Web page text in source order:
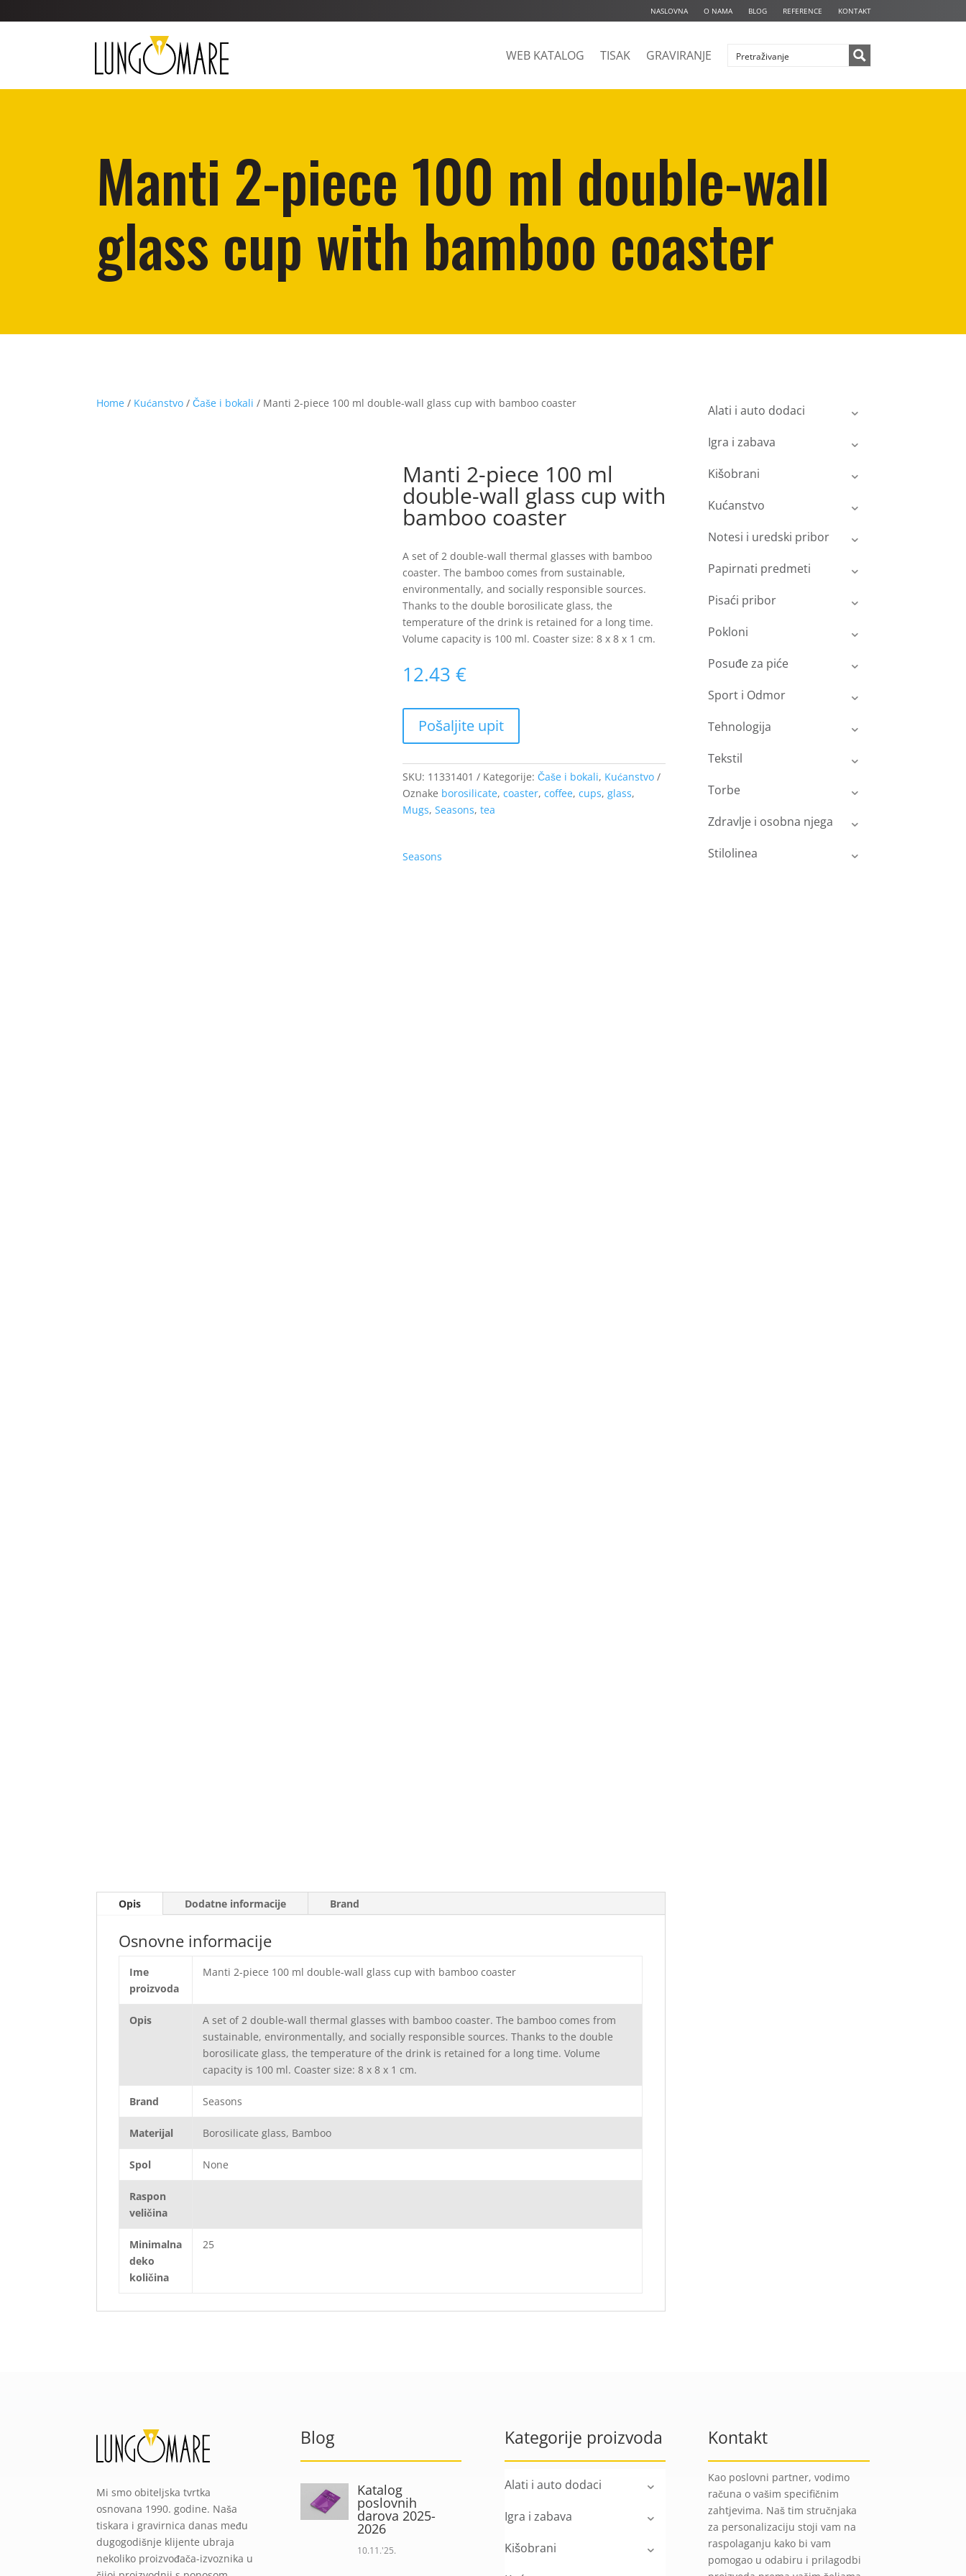
NASLOVNA O NAMA BLOG REFERENCE KONTAKT
WEB KATALOG TISAK GRAVIRANJE
Manti 2-piece 100 ml double-wall
glass cup with bamboo coaster
Home / Kućanstvo /Čaše i bokali / Manti 2-piece 100 ml double-wall glass cup with bamboo coaster
Manti 2-piece 100 ml
double-wall glass cup with
bamboo coaster
A set of 2 double-wall thermal glasses with bamboo
coaster. The bamboo comes from sustainable,
environmentally, and socially responsible sources.
Thanks to the double borosilicate glass, the
temperature of the drink is retained for a long time.
Volume capacity is 100 ml. Coaster size: 8 x 8 x 1 cm.
12.43 €
SKU: 11331401 Kategorije: Čaše i bokali, Kućanstvo
Oznake borosilicate, coaster, coffee, cups, glass,
Mugs, Seasons, tea
Seasons
Opis Dodatne informacije Brand
Osnovne informacije
Ime
proizvoda
Manti 2-piece 100 ml double-wall glass cup with bamboo coaster
Opis
A set of 2 double-wall thermal glasses with bamboo coaster. The bamboo comes from
sustainable, environmentally, and socially responsible sources. Thanks to the double
borosilicate glass, the temperature of the drink is retained for a long time. Volume
capacity is 100 ml. Coaster size: 8 x 8 x 1 cm.
Brand Seasons
Materijal Borosilicate glass, Bamboo
Spol None
Raspon
veličina
Minimalna
deko
količina
25
Alati i auto dodaci
Igra i zabava
Kišobrani
Kućanstvo
Notesi i uredski pribor
Papirnati predmeti
Pisaći pribor
Pokloni
Posuđe za piće
Sport i Odmor
Tehnologija
Tekstil
Torbe
Zdravlje i osobna njega
Stilolinea
Mi smo obiteljska tvrtka
osnovana 1990. godine. Naša
tiskara i gravirnica danas među
dugogodišnje klijente ubraja
nekoliko proizvođača-izvoznika u
Blog
Katalog
poslovnih
darova 2025-
2026
10.11.'25.
Kategorije proizvoda
Alati i auto dodaci
Igra i zabava
Kišobrani
Kontakt
Kao poslovni partner, vodimo
računa o vašim specifičnim
zahtjevima. Naš tim stručnjaka
za personalizaciju stoji vam na
raspolaganju kako bi vam
pomogao u odabiru i prilagodbi